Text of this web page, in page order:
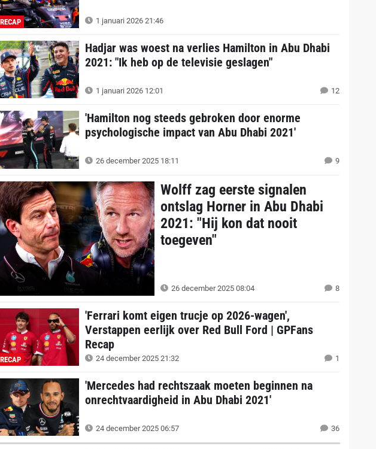
RECAP 1 januari 2026 21:46
Hadjar was woest na verlies Hamilton in Abu Dhabi
2021: "Ik heb op de televisie geslagen"
1 januari 2026 12:01 12
'Hamilton nog steeds gebroken door enorme
psychologische impact van Abu Dhabi 2021'
26 december 2025 18:11 9
Wolff zag eerste signalen
ontslag Horner in Abu Dhabi
2021: "Hij kon dat nooit
toegeven"
26 december 2025 08:04 8
RECAP
'Ferrari komt eigen trucje op 2026-wagen',
Verstappen eerlijk over Red Bull Ford | GPFans
Recap
24 december 2025 21:32 1
'Mercedes had rechtszaak moeten beginnen na
onrechtvaardigheid in Abu Dhabi 2021'
24 december 2025 06:57 36